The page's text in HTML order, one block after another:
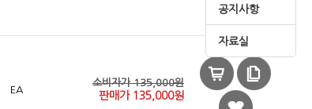
공지사항
자료실
EA
소비자가 135,000원
판매가 135,000원